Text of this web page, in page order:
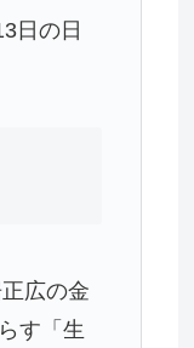
日の日
広の金
す「生